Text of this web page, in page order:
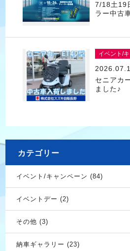
7/18土19
ラー中古
イベント/
セニアカ
ました♪
カテゴリー
イベント/キャンペーン (84)
イベントデー (2)
その他 (3)
納車ギャラリー (23)